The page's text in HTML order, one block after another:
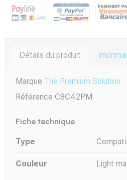
Détails du produit
Marque The Premium Solution
Référence C8C42PM
Fiche technique
Type
Couleur Light